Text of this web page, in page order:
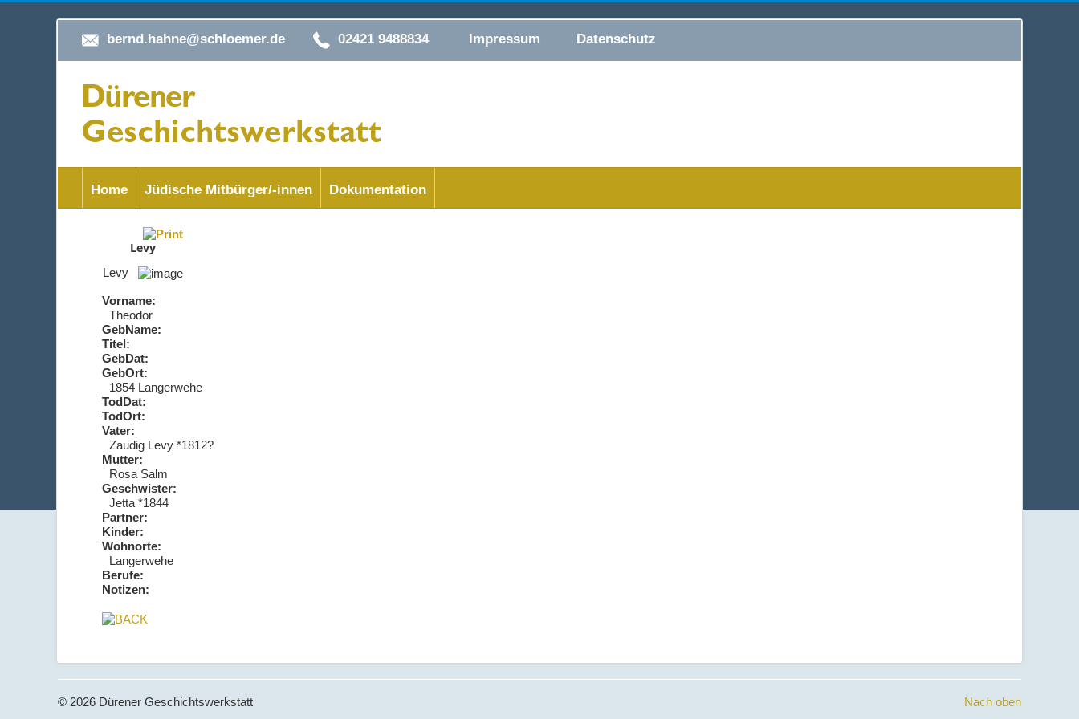
bernd.hahne@schloemer.de 02421 9488834 Impressum Datenschutz
Home Jüdische Mitbürger/-innen Dokumentation
Levy
Levy
Vorname:
Theodor
GebName:
Titel:
GebDat:
GebOrt:
1854 Langerwehe
TodDat:
TodOrt:
Vater:
Zaudig Levy *1812?
Mutter:
Rosa Salm
Geschwister:
Jetta *1844
Partner:
Kinder:
Wohnorte:
Langerwehe
Berufe:
Notizen:
Nach oben
© 2026 Dürener Geschichtswerkstatt